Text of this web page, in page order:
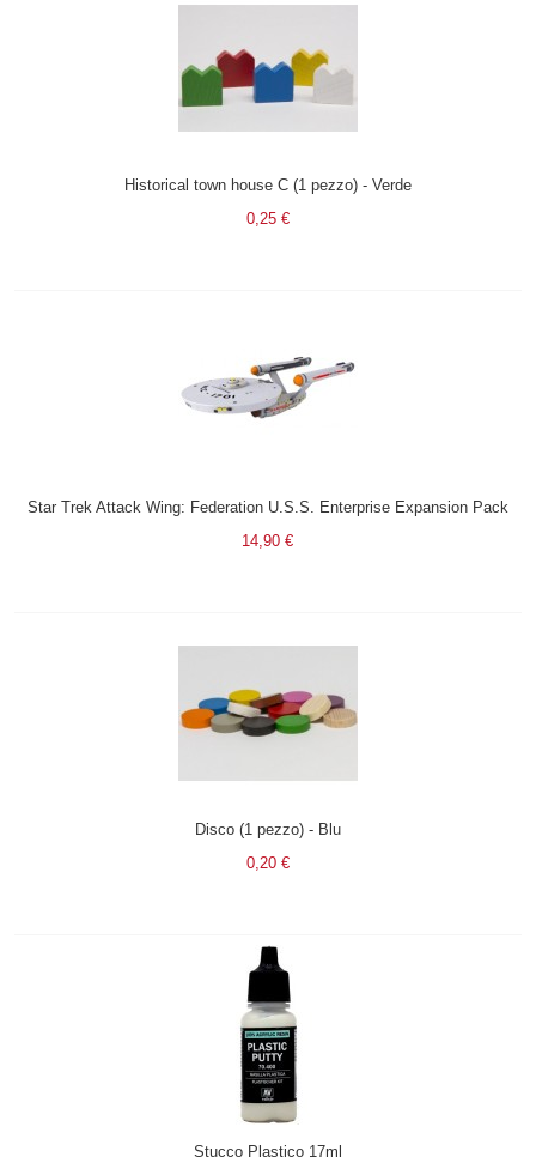
Historical town house C (1 pezzo) - Verde
0,25 €
Star Trek Attack Wing: Federation U.S.S. Enterprise Expansion Pack
14,90 €
Disco (1 pezzo) - Blu
0,20 €
Stucco Plastico 17ml